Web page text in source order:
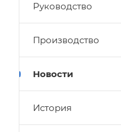
Руководство
Производство
Новости
История